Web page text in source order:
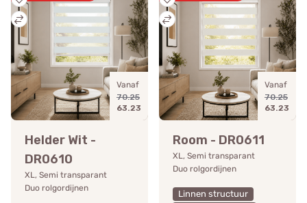
Vanaf
70.25
63.23
Helder Wit -
DR0610
XL, Semi transparant
Duo rolgordijnen
Vanaf
70.25
63.23
Room - DR0611
XL, Semi transparant
Duo rolgordijnen
Linnen structuur